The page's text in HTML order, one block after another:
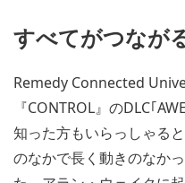
すべてがつなが
Remedy Connected
『CONTROL』のDLC｢
知った方もいらっしゃる
のなかで長く動きのなか